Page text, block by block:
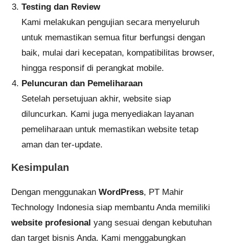
Testing dan Review
Kami melakukan pengujian secara menyeluruh
untuk memastikan semua fitur berfungsi dengan
baik, mulai dari kecepatan, kompatibilitas browser,
hingga responsif di perangkat mobile.
Peluncuran dan Pemeliharaan
Setelah persetujuan akhir, website siap
diluncurkan. Kami juga menyediakan layanan
pemeliharaan untuk memastikan website tetap
aman dan ter-update.
Kesimpulan
Dengan menggunakanWordPress, PT Mahir
Technology Indonesia siap membantu Anda memiliki
website profesional yang sesuai dengan kebutuhan
dan target bisnis Anda. Kami menggabungkan